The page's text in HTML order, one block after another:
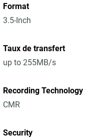
Format
3.5-Inch
Taux de transfert
up to 255MB/s
Recording Technology
CMR
Security